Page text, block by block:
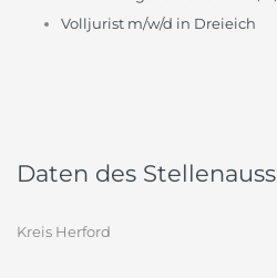
Volljurist m/w/d in Dreieich
Daten des
Kreis Herford